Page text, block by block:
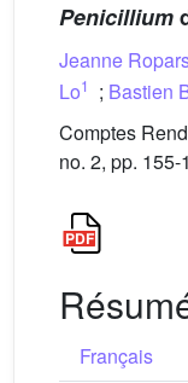
Penicillium
Jeanne
Lo1 ; Bastien
Comptes
no. 2, pp. 155-
Français